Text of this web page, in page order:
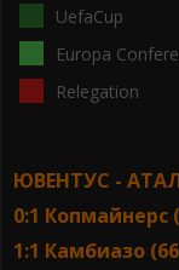
UefaCup
Europa
Relegation
ЮВЕНТУС -
0:1 Копмайнерс
1:1 Камбиазо